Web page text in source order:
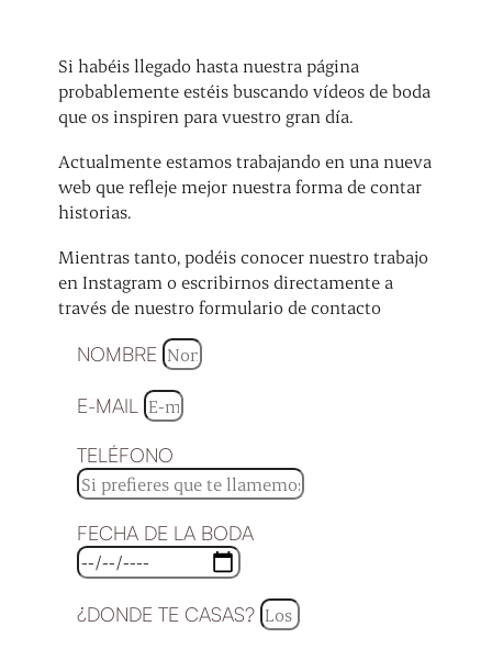
Si habéis llegado hasta nuestra página
probablemente estéis buscando vídeos de boda
que os inspiren para vuestro gran día.
Actualmente estamos trabajando en una nueva
web que refleje mejor nuestra forma de contar
historias.
Mientras tanto, podéis conocer nuestro trabajo
en Instagram o escribirnos directamente a
través de nuestro formulario de contacto
NOMBRE
E-MAIL
TELÉFONO
FECHA DE LA BODA
¿DONDE TE CASAS?